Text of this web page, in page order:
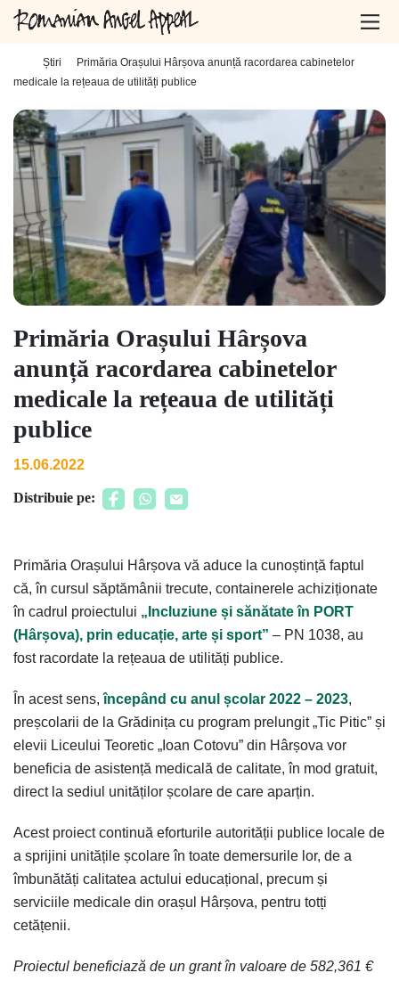
Știri
Primăria Orașului Hârșova anunță racordarea cabinetelor
medicale la rețeaua de utilități publice
Primăria Orașului Hârșova
anunță racordarea cabinetelor
medicale la rețeaua de utilități
publice
15.06.2022
Distribuie pe:
Primăria Orașului Hârșova vă aduce la cunoștință faptul
că, în cursul săptămânii trecute, containerele achiziționate
în cadrul proiectului „Incluziune și sănătate în PORT
(Hârșova), prin educație, arte și sport” – PN 1038, au
fost racordate la rețeaua de utilități publice.
În acest sens,începând cu anul școlar 2022 – 2023,
preșcolarii de la Grădinița cu program prelungit „Tic Pitic” și
elevii Liceului Teoretic „Ioan Cotovu” din Hârșova vor
beneficia de asistență medicală de calitate, în mod gratuit,
direct la sediul unităților școlare de care aparțin.
Acest proiect continuă eforturile autorității publice locale de
a sprijini unitățile școlare în toate demersurile lor, de a
îmbunătăți calitatea actului educațional, precum și
serviciile medicale din orașul Hârșova, pentru totți
cetățenii.
Proiectul beneficiază de un grant în valoare de 582,361 €